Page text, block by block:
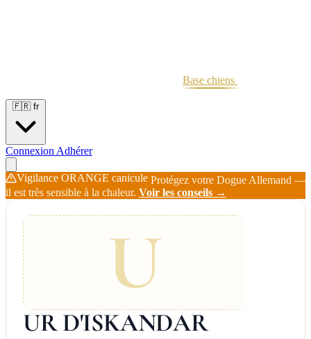
Base chiens
🇫🇷 fr
Connexion Adhérer
Vigilance ORANGE canicule Protégez votre Dogue Allemand —
il est très sensible à la chaleur. Voir les conseils →
U
UR D'ISKANDAR